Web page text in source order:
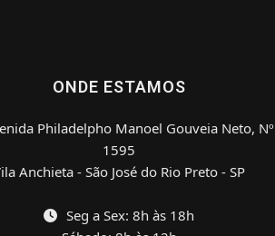
ONDE ESTAMOS
Philadelpho Manoel Gouveia Neto, Nº
1595
Anchieta - São José do Rio Preto - SP
Seg a Sex: 8h às 18h